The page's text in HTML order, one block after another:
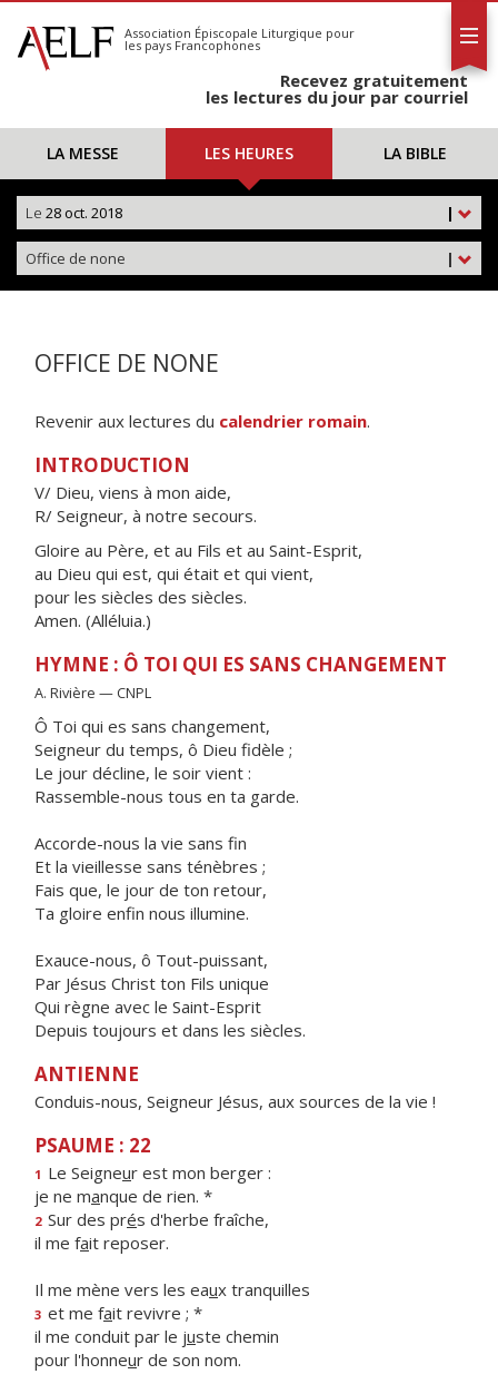
S'abonner
Calendrier
Association Épiscopale Liturgique pour
les pays Francophones
Recevez gratuitement
les lectures du jour par courriel
LA MESSE LES HEURES LA BIBLE
|
Le 28 oct. 2018
|
Office de none
OFFICE DE NONE
Revenir aux lectures du calendrier romain.
INTRODUCTION
V/ Dieu, viens à mon aide,
R/ Seigneur, à notre secours.
Gloire au Père, et au Fils et au Saint-Esprit,
au Dieu qui est, qui était et qui vient,
pour les siècles des siècles.
Amen. (Alléluia.)
HYMNE : Ô TOI QUI ES SANS CHANGEMENT
A. Rivière — CNPL
Ô Toi qui es sans changement,
Seigneur du temps, ô Dieu fidèle ;
Le jour décline, le soir vient :
Rassemble-nous tous en ta garde.
Accorde-nous la vie sans fin
Et la vieillesse sans ténèbres ;
Fais que, le jour de ton retour,
Ta gloire enfin nous illumine.
Exauce-nous, ô Tout-puissant,
Par Jésus Christ ton Fils unique
Qui règne avec le Saint-Esprit
Depuis toujours et dans les siècles.
ANTIENNE
Conduis-nous, Seigneur Jésus, aux sources de la vie !
PSAUME : 22
1 Le Seigneur est mon berger :
je ne manque de rien. *
2 Sur des prés d'herbe fraîche,
il me fait reposer.
Il me mène vers les eaux tranquilles
3 et me fait revivre ; *
il me conduit par le juste chemin
pour l'honneur de son nom.